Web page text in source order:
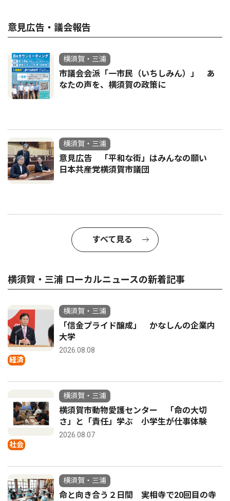
意見広告・議会報告
横須賀・三浦
市議会会派「一市民（いちしみん）」 あ
なたの声を、横須賀の政策に
横須賀・三浦
意見広告 「平和な街」はみんなの願い
日本共産党横須賀市議団
すべて見る
横須賀・三浦 ローカルニュースの新着記事
経済
横須賀・三浦
「信金プライド醸成」 かなしんの企業内
大学
2026.08.08
社会
横須賀・三浦
横須賀市動物愛護センター 「命の大切
さ」と「責任」学ぶ 小学生が仕事体験
2026.08.07
横須賀・三浦
命と向き合う２日間 実相寺で20回目の寺